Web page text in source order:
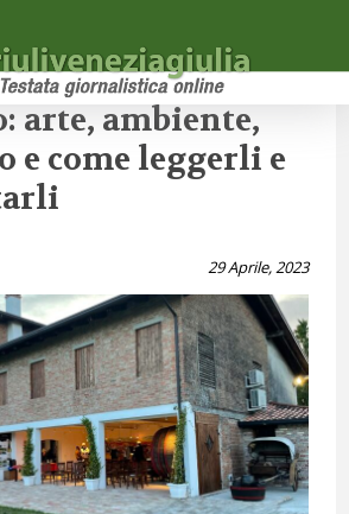
arte, ambiente,
e come leggerli e
29 Aprile, 2023